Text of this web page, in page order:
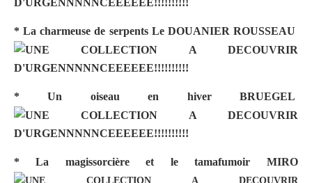
* La charmeuse de serpents Le DOUANIER ROUSSEAU
* Un oiseau en hiver BRUEGEL
* La magissorcière et le tamafumoir MIRO